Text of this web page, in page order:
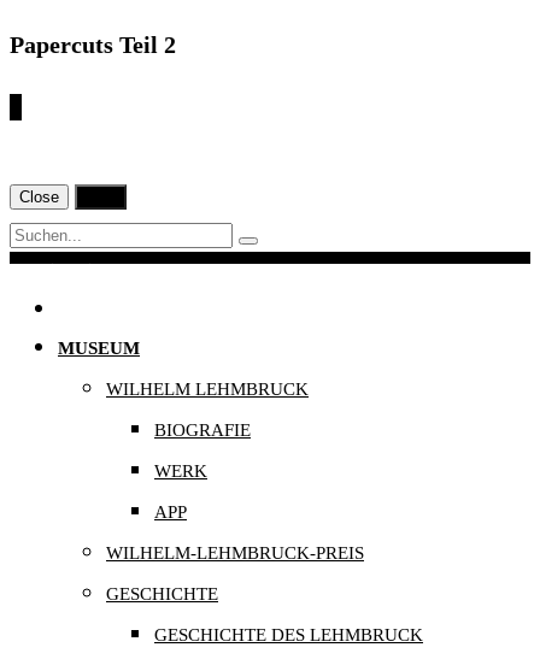
Papercuts Teil 2
Close
Navigation
MUSEUM
WILHELM LEHMBRUCK
BIOGRAFIE
WERK
APP
WILHELM-LEHMBRUCK-PREIS
GESCHICHTE
GESCHICHTE DES LEHMBRUCK